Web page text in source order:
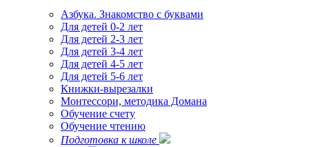
Азбука. Знакомство с буквами
Для детей 0-2 лет
Для детей 2-3 лет
Для детей 3-4 лет
Для детей 4-5 лет
Для детей 5-6 лет
Книжки-вырезалки
Монтессори, методика Домана
Обучение счету
Обучение чтению
Подготовка к школе